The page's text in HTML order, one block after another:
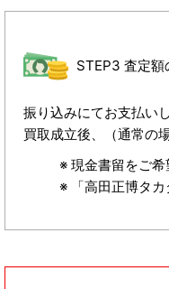
STEP3 査定額
振り込みにてお支払いし
買取成立後、（通常の
現金書留をご希
「高田正博タ